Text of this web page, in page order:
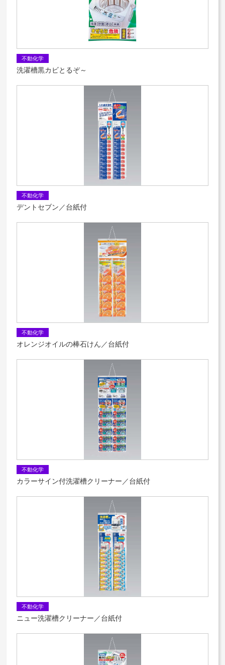
不動化学
洗濯槽黒カビとるぞ～
不動化学
デントセブン／台紙付
不動化学
オレンジオイルの棒石けん／台紙付
不動化学
カラーサイン付洗濯槽クリーナー／台紙付
不動化学
ニュー洗濯槽クリーナー／台紙付